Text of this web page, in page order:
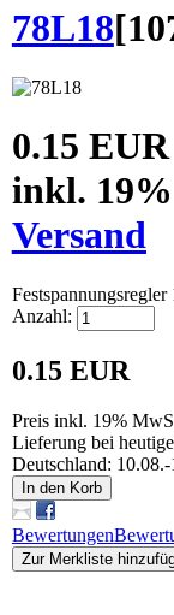
78L18[
0.15 EUR
inkl.
Versand
Anzahl:
0.15 EUR
Preis inkl. 19%
Lieferung bei
Deutschland: 10.08.-
In den Korb
Bewertungen
Zur Merkliste